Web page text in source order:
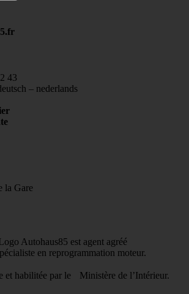
43
– nederlands
la Gare
Autohaus85 est agent agréé
en reprogrammation moteur.
et habilitée par le Ministère de l’Intérieur.